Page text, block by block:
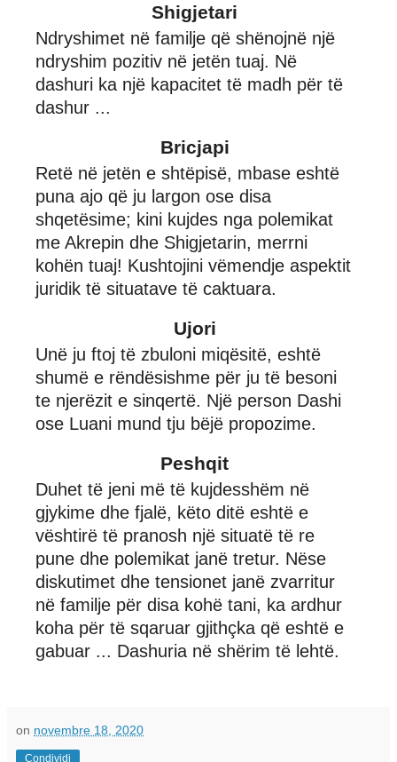
Shigjetari
Ndryshimet në familje që shënojnë një
ndryshim pozitiv në jetën tuaj. Në
dashuri ka një kapacitet të madh për të
dashur ...
Bricjapi
Retë në jetën e shtëpisë, mbase eshtë
puna ajo që ju largon ose disa
shqetësime; kini kujdes nga polemikat
me Akrepin dhe Shigjetarin, merrni
kohën tuaj! Kushtojini vëmendje aspektit
juridik të situatave të caktuara.
Ujori
Unë ju ftoj të zbuloni miqësitë, eshtë
shumë e rëndësishme për ju të besoni
te njerëzit e sinqertë. Një person Dashi
ose Luani mund tju bëjë propozime.
Peshqit
Duhet të jeni më të kujdesshëm në
gjykime dhe fjalë, këto ditë eshtë e
vështirë të pranosh një situatë të re
pune dhe polemikat janë tretur. Nëse
diskutimet dhe tensionet janë zvarritur
në familje për disa kohë tani, ka ardhur
koha për të sqaruar gjithçka që eshtë e
gabuar ... Dashuria në shërim të lehtë.
on novembre 18, 2020
Condividi